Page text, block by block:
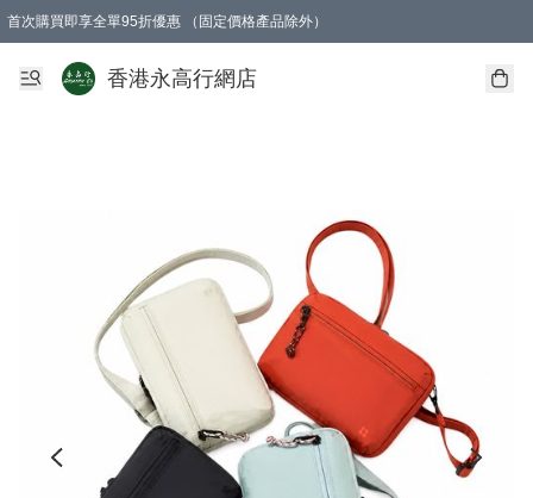
首次購買即享全單95折優惠 （固定價格產品除外）
澳門地區購物滿$800免運費
香港地區購物滿$600免運費
購買滿HK$1000即可免費獲得一個GEARLEX Small Ear Carabiner 2.0 扣環（贈品
香港永高行網店